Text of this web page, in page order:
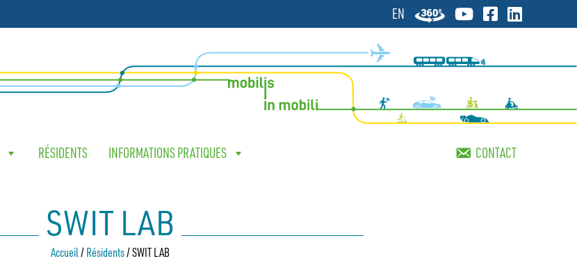
EN
RÉSIDENTS INFORMATIONS PRATIQUES CONTACT
SWIT LAB
Accueil/Résidents/SWIT LAB